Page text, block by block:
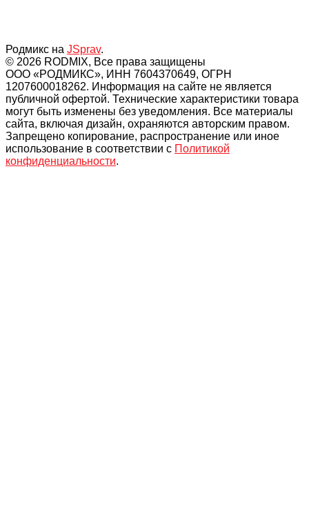
Родмикс на JSprav.
© 2026 RODMIX, Все права защищены
ООО «РОДМИКС», ИНН 7604370649, ОГРН
1207600018262. Информация на сайте не является
публичной офертой. Технические характеристики товара
могут быть изменены без уведомления. Все материалы
сайта, включая дизайн, охраняются авторским правом.
Запрещено копирование, распространение или иное
использование в соответствии с Политикой
конфиденциальности.